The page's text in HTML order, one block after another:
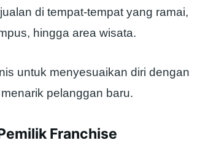
di tempat-tempat yang ramai,
hingga area wisata.
untuk menyesuaikan diri dengan
pelanggan baru.
Franchise